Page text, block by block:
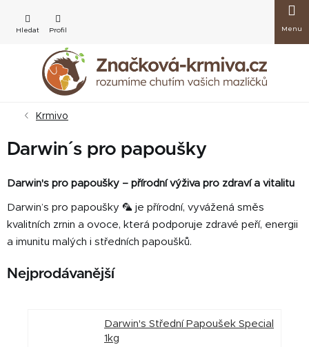
obsah
košík
Krmivo
Darwin´s pro papoušky
Darwin's pro papoušky – přírodní výživa pro zdraví a vitalitu
Darwin’s pro papoušky 🦜 je přírodní, vyvážená směs
kvalitních zrnin a ovoce, která podporuje zdravé peří, energii
a imunitu malých i středních papoušků.
Nejprodávanější
Darwin's Střední Papoušek Special
1kg